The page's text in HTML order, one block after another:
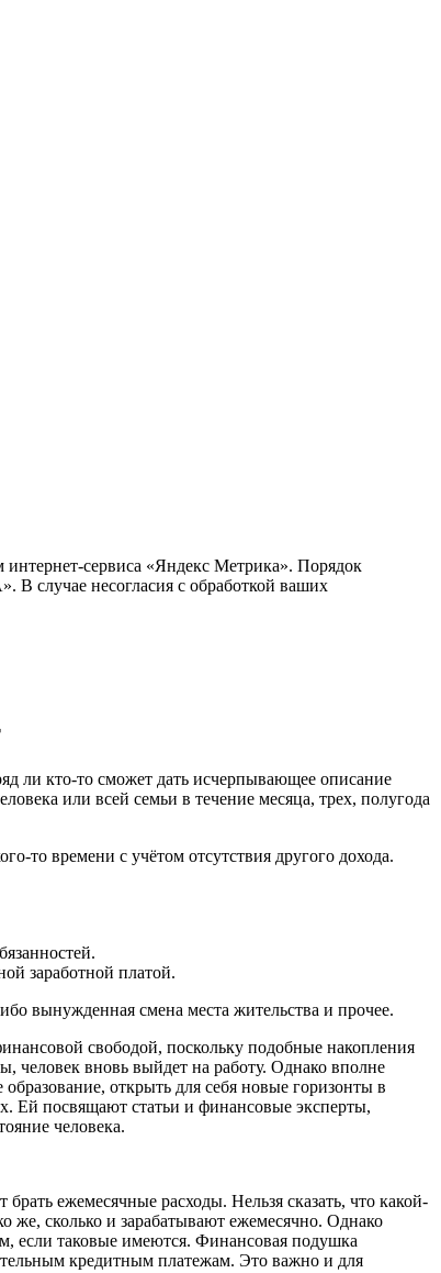
сервиса «Яндекс Метрика». Порядок
несогласия с обработкой ваших
ли кто-то сможет дать исчерпывающее описание
или всей семьи в течение месяца, трех, полугода
то времени с учётом отсутствия другого дохода.
заработной платой.
вынужденная смена места жительства и прочее.
свободой, поскольку подобные накопления
человек вновь выйдет на работу. Однако вполне
открыть для себя новые горизонты в
Ей посвящают статьи и финансовые эксперты,
человека.
ежемесячные расходы. Нельзя сказать, что какой-
же, сколько и зарабатывают ежемесячно. Однако
если таковые имеются. Финансовая подушка
кредитным платежам. Это важно и для